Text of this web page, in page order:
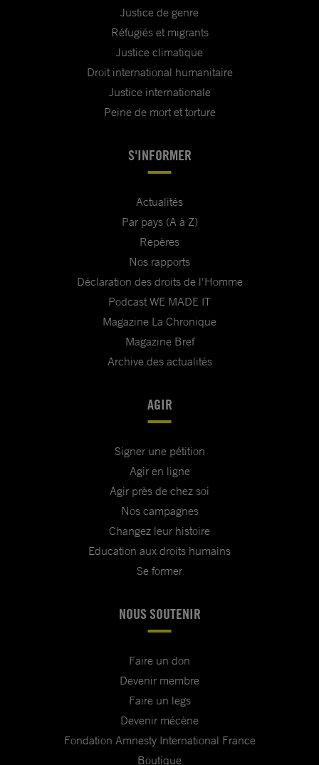
Justice de genre
Réfugiés et migrants
Justice climatique
Droit international humanitaire
Justice internationale
Peine de mort et torture
S'INFORMER
Actualités
Par pays (A à Z)
Repères
Nos rapports
Déclaration des droits de l'Homme
Podcast WE MADE IT
Magazine La Chronique
Magazine Bref
Archive des actualités
AGIR
Signer une pétition
Agir en ligne
Agir près de chez soi
Nos campagnes
Changez leur histoire
Education aux droits humains
Se former
NOUS SOUTENIR
Faire un don
Devenir membre
Faire un legs
Devenir mécène
Fondation Amnesty International France
Boutique